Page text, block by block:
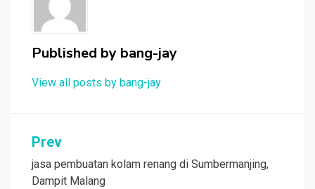
Published by bang-jay
View all posts by bang-jay
Post
navigation
Prev
jasa pembuatan kolam renang di Sumbermanjing,
Dampit Malang